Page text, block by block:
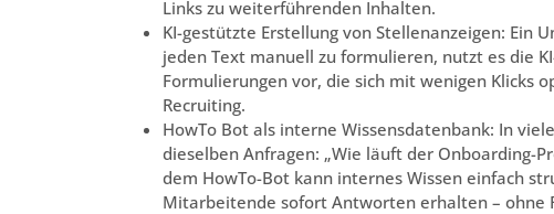
Links zu weiterführenden Inhalten.
KI-gestützte Erstellung von Stellenanzeigen: Ein
jeden Text manuell zu formulieren, nutzt es die
Formulierungen vor, die sich mit wenigen Klicks
Recruiting.
HowTo Bot als interne Wissensdatenbank: In
dieselben Anfragen: „Wie läuft der Onboarding-
dem HowTo-Bot kann internes Wissen einfach
Mitarbeitende sofort Antworten erhalten – ohne